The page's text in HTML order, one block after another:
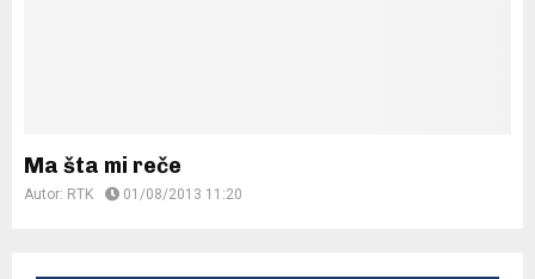
Ma šta mi reče
Autor: RTK 01/08/2013 11:20